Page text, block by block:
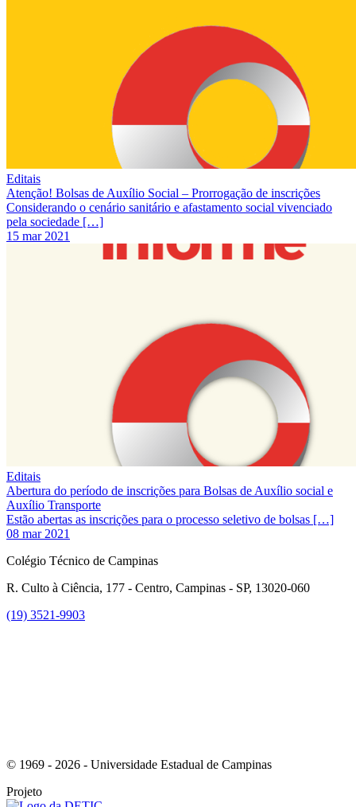
Editais
Atenção! Bolsas de Auxílio Social – Prorrogação de inscrições
Considerando o cenário sanitário e afastamento social vivenciado
pela sociedade […]
15 mar 2021
Editais
Abertura do período de inscrições para Bolsas de Auxílio social e
Auxílio Transporte
Estão abertas as inscrições para o processo seletivo de bolsas […]
08 mar 2021
Colégio Técnico de Campinas
R. Culto à Ciência, 177 - Centro, Campinas - SP, 13020-060
(19) 3521-9903
© 1969 - 2026 - Universidade Estadual de Campinas
Projeto